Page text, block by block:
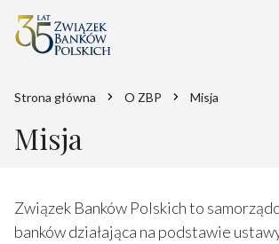
Strona główna O ZBP Misja
Misja
Związek Banków Polskich to
banków działająca na podstawie